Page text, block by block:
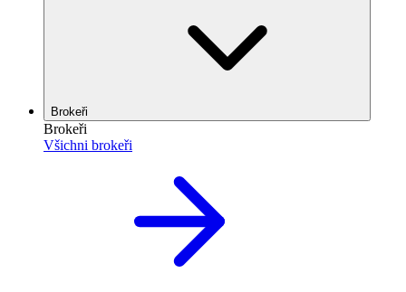
Brokeři
Brokeři
Všichni brokeři